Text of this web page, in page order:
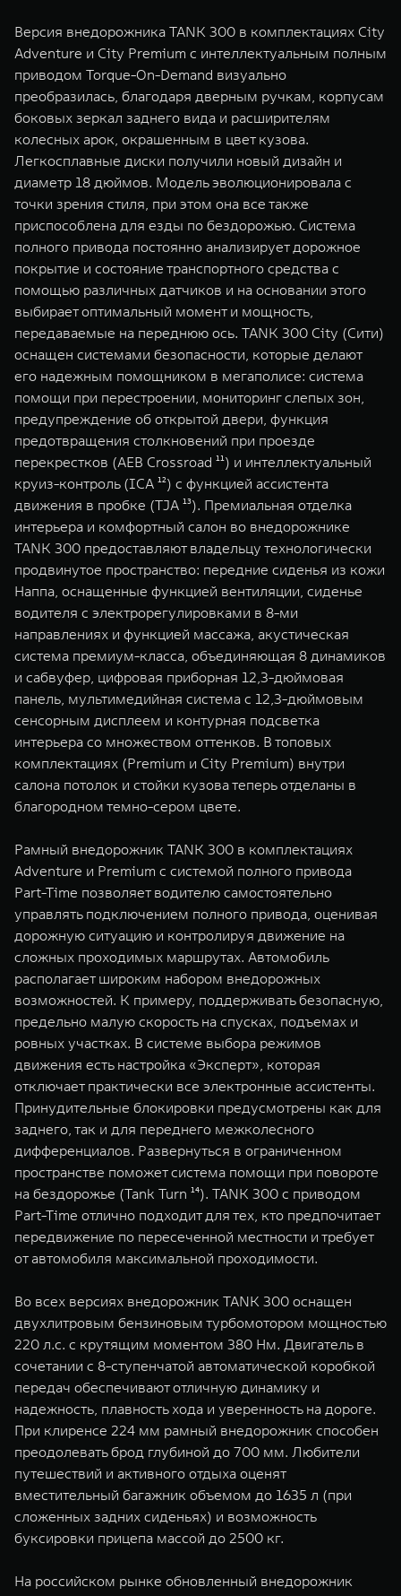
Версия внедорожника TANK 300 в комплектациях City
Adventure и City Premium с интеллектуальным полным
приводом Torque-On-Demand визуально
преобразилась, благодаря дверным ручкам, корпусам
боковых зеркал заднего вида и расширителям
колесных арок, окрашенным в цвет кузова.
Легкосплавные диски получили новый дизайн и
диаметр 18 дюймов. Модель эволюционировала с
точки зрения стиля, при этом она все также
приспособлена для езды по бездорожью. Система
полного привода постоянно анализирует дорожное
покрытие и состояние транспортного средства с
помощью различных датчиков и на основании этого
выбирает оптимальный момент и мощность,
передаваемые на переднюю ось. TANK 300 City (Сити)
оснащен системами безопасности, которые делают
его надежным помощником в мегаполисе: система
помощи при перестроении, мониторинг слепых зон,
предупреждение об открытой двери, функция
предотвращения столкновений при проезде
перекрестков (AEB Crossroad ¹¹) и интеллектуальный
круиз-контроль (ICA ¹²) с функцией ассистента
движения в пробке (TJA ¹³). Премиальная отделка
интерьера и комфортный салон во внедорожнике
TANK 300 предоставляют владельцу технологически
продвинутое пространство: передние сиденья из кожи
Наппа, оснащенные функцией вентиляции, сиденье
водителя с электрорегулировками в 8-ми
направлениях и функцией массажа, акустическая
система премиум-класса, объединяющая 8 динамиков
и сабвуфер, цифровая приборная 12,3-дюймовая
панель, мультимедийная система с 12,3-дюймовым
сенсорным дисплеем и контурная подсветка
интерьера со множеством оттенков. В топовых
комплектациях (Premium и City Premium) внутри
салона потолок и стойки кузова теперь отделаны в
благородном темно-сером цвете.
Рамный внедорожник TANK 300 в комплектациях
Adventure и Premium с системой полного привода
Part-Time позволяет водителю самостоятельно
управлять подключением полного привода, оценивая
дорожную ситуацию и контролируя движение на
сложных проходимых маршрутах. Автомобиль
располагает широким набором внедорожных
возможностей. К примеру, поддерживать безопасную,
предельно малую скорость на спусках, подъемах и
ровных участках. В системе выбора режимов
движения есть настройка «Эксперт», которая
отключает практически все электронные ассистенты.
Принудительные блокировки предусмотрены как для
заднего, так и для переднего межколесного
дифференциалов. Развернуться в ограниченном
пространстве поможет система помощи при повороте
на бездорожье (Tank Turn ¹⁴). TANK 300 c приводом
Part-Time отлично подходит для тех, кто предпочитает
передвижение по пересеченной местности и требует
от автомобиля максимальной проходимости.
Во всех версиях внедорожник TANK 300 оснащен
двухлитровым бензиновым турбомотором мощностью
220 л.с. с крутящим моментом 380 Нм. Двигатель в
сочетании с 8-ступенчатой автоматической коробкой
передач обеспечивают отличную динамику и
надежность, плавность хода и уверенность на дороге.
При клиренсе 224 мм рамный внедорожник способен
преодолевать брод глубиной до 700 мм. Любители
путешествий и активного отдыха оценят
вместительный багажник объемом до 1635 л (при
сложенных задних сиденьях) и возможность
буксировки прицепа массой до 2500 кг.
На российском рынке обновленный внедорожник